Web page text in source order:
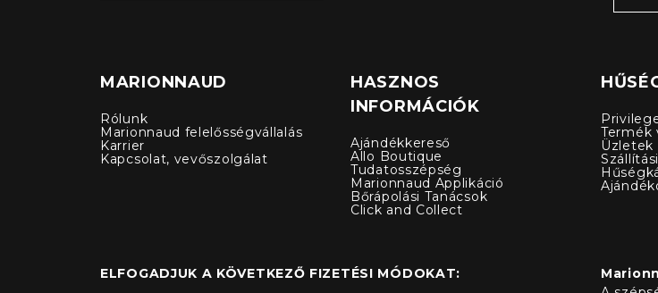
MARIONNAUD
Rólunk
Marionnaud felelősségvállalás
Karrier
Kapcsolat, vevőszolgálat
HASZNOS
INFORMÁCIÓK
Ajándékkereső
Allo Boutique
Tudatosszépség
Marionnaud Applikáció
Bőrápolási Tanácsok
Click and Collect
Termék
Üzletek
ELFOGADJUK A KÖVETKEZŐ FIZETÉSI MÓDOKAT: